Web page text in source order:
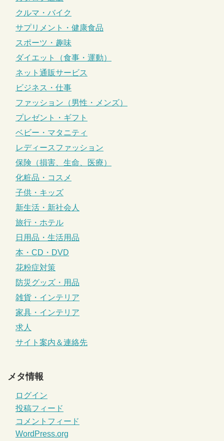
クルマ・バイク
サプリメント・健康食品
スポーツ・趣味
ダイエット（食事・運動）
ネット通販サービス
ビジネス・仕事
ファッション（男性・メンズ）
プレゼント・ギフト
ベビー・マタニティ
レディースファッション
保険（損害、生命、医療）
化粧品・コスメ
子供・キッズ
新生活・新社会人
旅行・ホテル
日用品・生活用品
本・CD・DVD
花粉症対策
防災グッズ・用品
雑貨・インテリア
家具・インテリア
求人
サイト案内＆連絡先
メタ情報
ログイン
投稿フィード
コメントフィード
WordPress.org